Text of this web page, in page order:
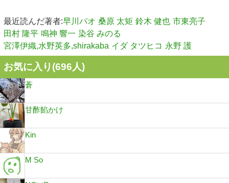
最近読んだ著者:早川パオ 桑原 太矩 鈴木 健也 市東亮子
田村 隆平 鳴神 響一 染谷 みのる
宮澤伊織,水野英多,shirakaba イダ タツヒコ 永野 護
お気に入り(696人)
蒼
甘酢餡かけ
Kin
M So